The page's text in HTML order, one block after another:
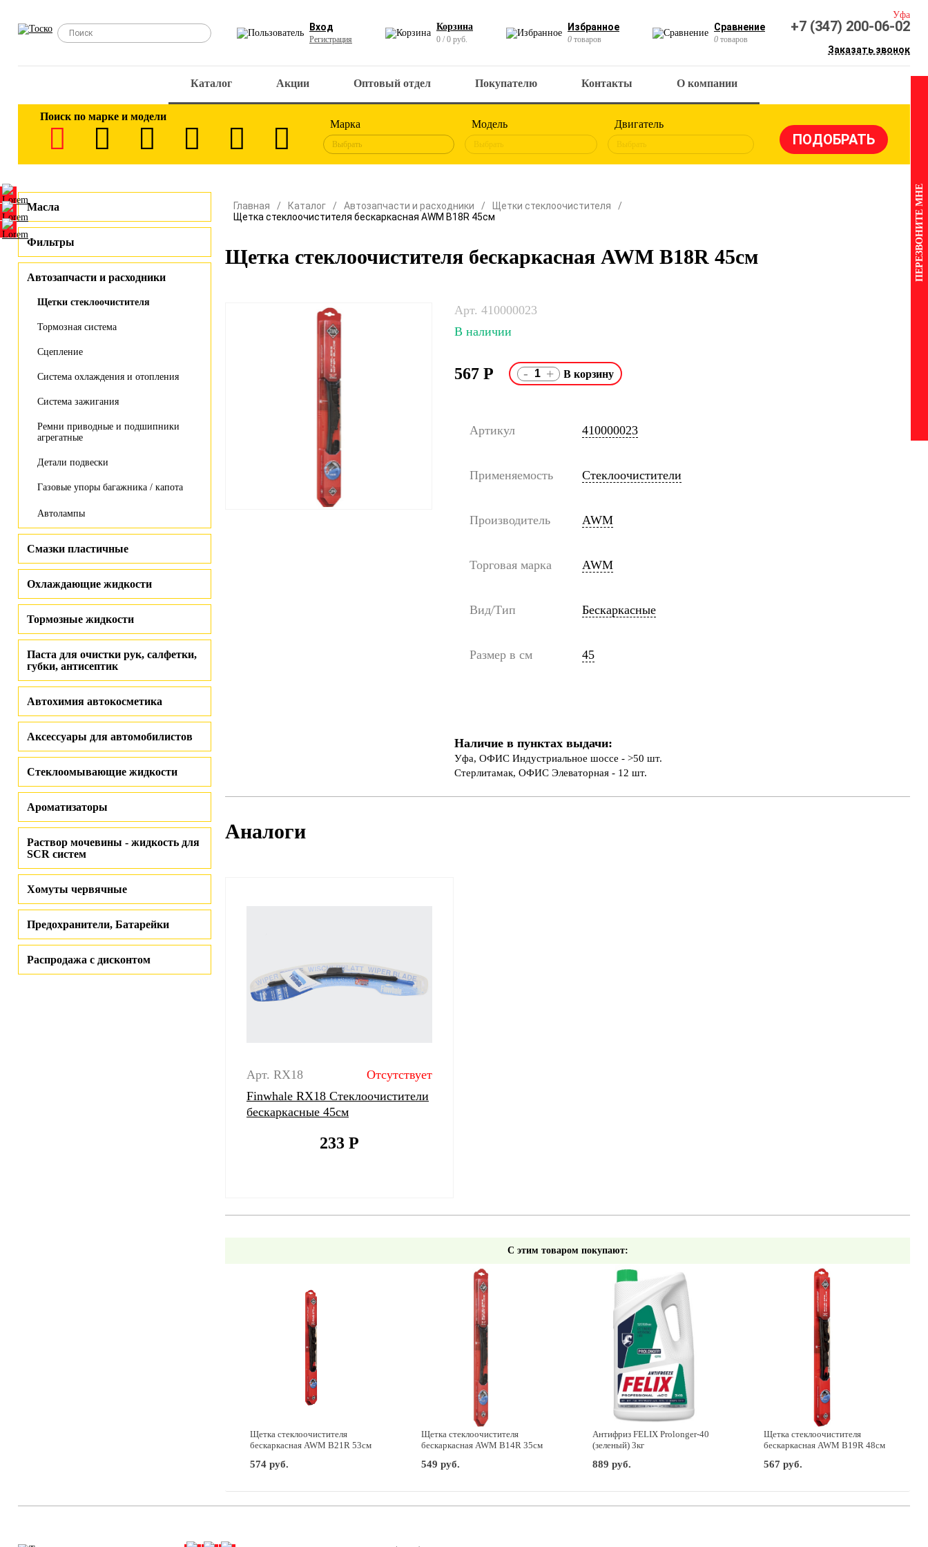
Вход
Регистрация
Корзина
0 / 0 руб.
Избранное
0 товаров
Сравнение
0 товаров
Уфа
+7 (347) 200-06-02
Заказать звонок
Каталог Акции Оптовый отдел Покупателю Контакты О компании
Поиск по марке и модели
Марка
Выбрать
Модель
Выбрать
Двигатель
Выбрать
Масла
Фильтры
Автозапчасти и расходники
Щетки стеклоочистителя
Тормозная система
Сцепление
Система охлаждения и отопления
Система зажигания
Ремни приводные и подшипники
агрегатные
Детали подвески
Газовые упоры багажника / капота
Автолампы
Смазки пластичные
Охлаждающие жидкости
Тормозные жидкости
Паста для очистки рук, салфетки,
губки, антисептик
Автохимия автокосметика
Аксессуары для автомобилистов
Стеклоомывающие жидкости
Ароматизаторы
Раствор мочевины - жидкость для
SCR систем
Хомуты червячные
Предохранители, Батарейки
Распродажа с дисконтом
Главная Каталог Автозапчасти и расходники
Щетки стеклоочистителя
Щетка стеклоочистителя бескаркасная AWM B18R 45см
Щетка стеклоочистителя бескаркасная AWM B18R 45см
Арт. 410000023
В наличии
567 Р - +
Артикул 410000023
Применяемость Стеклоочистители
Производитель AWM
Торговая марка AWM
Вид/Тип Бескаркасные
Размер в см 45
Наличие в пунктах выдачи:
Уфа, ОФИС Индустриальное шоссе - >50 шт.
Стерлитамак, ОФИС Элеваторная - 12 шт.
Аналоги
Арт. RX18
Отсутствует
Finwhale RX18 Стеклоочистители
бескаркасные 45см
233 Р
С этим товаром покупают:
Щетка стеклоочистителя
бескаркасная AWM B21R 53см
574 руб.
Щетка стеклоочистителя
бескаркасная AWM B14R 35см
549 руб.
Антифриз FELIX Prolonger-40
(зеленый) 3кг
889 руб.
Щетка стеклоочистителя
бескаркасная AWM B19R 48см
567 руб.
ПЕРЕЗВОНИТЕ МНЕ